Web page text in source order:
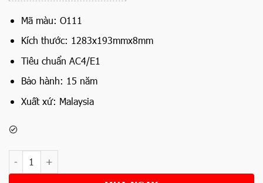
Mã màu: O111
Kích thước: 1283x193mmx8mm
Tiêu chuẩn AC4/E1
Bảo hành: 15 năm
Xuất xứ: Malaysia
Số lượng